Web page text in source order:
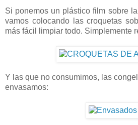
Si ponemos un plástico film sobre
vamos colocando las croquetas
más fácil limpiar todo. Simplemente
Y las que no consumimos, las
envasamos: